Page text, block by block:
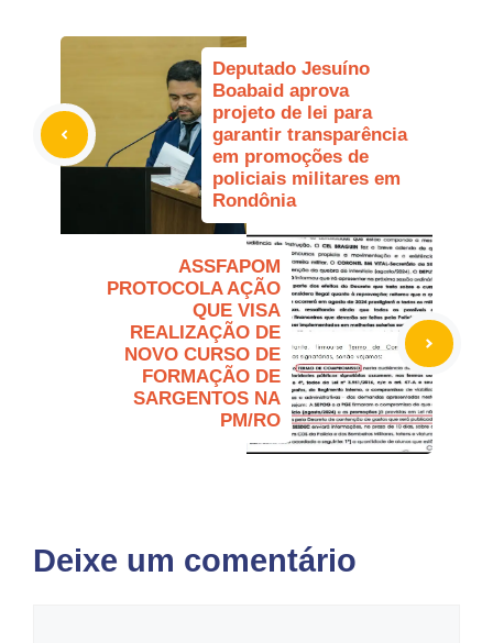
Deputado Jesuíno
Boabaid aprova
projeto de lei para
garantir transparência
em promoções de
policiais militares em
Rondônia
ASSFAPOM
PROTOCOLA AÇÃO
QUE VISA
REALIZAÇÃO DE
NOVO CURSO DE
FORMAÇÃO DE
SARGENTOS NA
PM/RO
Deixe um comentário